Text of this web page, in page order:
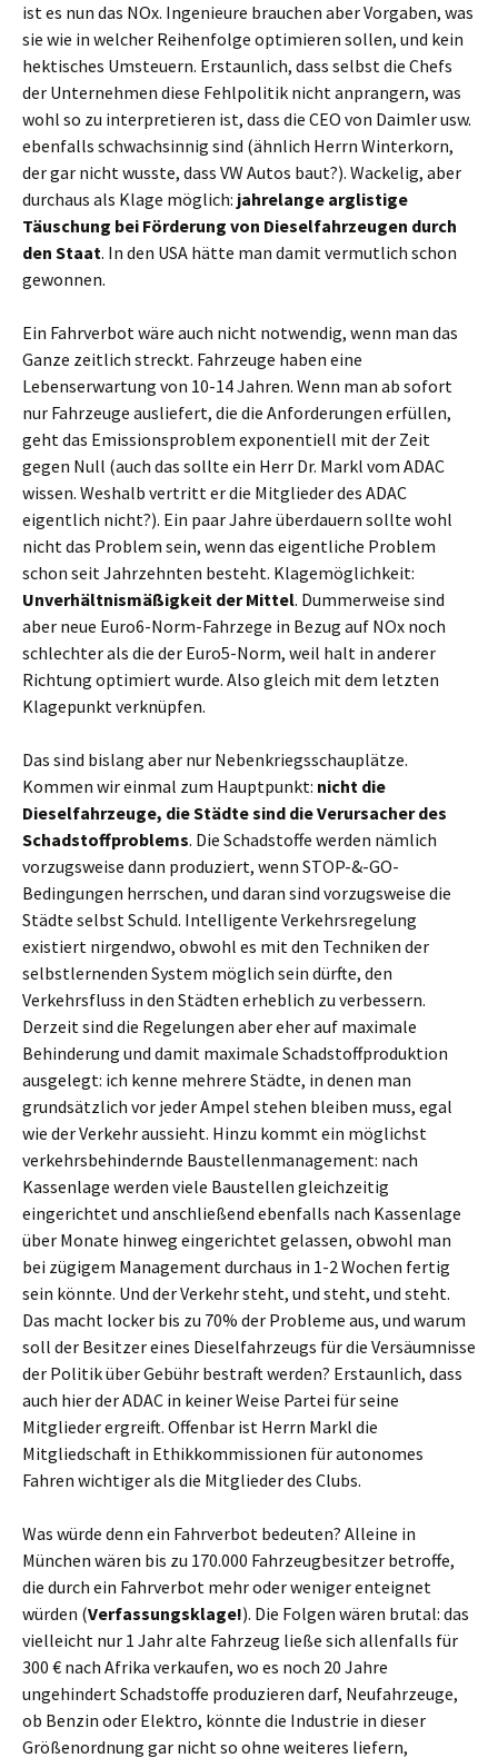
ist es nun das NOx. Ingenieure brauchen aber Vorgaben, was
sie wie in welcher Reihenfolge optimieren sollen, und kein
hektisches Umsteuern. Erstaunlich, dass selbst die Chefs
der Unternehmen diese Fehlpolitik nicht anprangern, was
wohl so zu interpretieren ist, dass die CEO von Daimler usw.
ebenfalls schwachsinnig sind (ähnlich Herrn Winterkorn,
der gar nicht wusste, dass VW Autos baut?). Wackelig, aber
durchaus als Klage möglich: jahrelange arglistige
Täuschung bei Förderung von Dieselfahrzeugen durch
den Staat. In den USA hätte man damit vermutlich schon
gewonnen.
Ein Fahrverbot wäre auch nicht notwendig, wenn man das
Ganze zeitlich streckt. Fahrzeuge haben eine
Lebenserwartung von 10-14 Jahren. Wenn man ab sofort
nur Fahrzeuge ausliefert, die die Anforderungen erfüllen,
geht das Emissionsproblem exponentiell mit der Zeit
gegen Null (auch das sollte ein Herr Dr. Markl vom ADAC
wissen. Weshalb vertritt er die Mitglieder des ADAC
eigentlich nicht?). Ein paar Jahre überdauern sollte wohl
nicht das Problem sein, wenn das eigentliche Problem
schon seit Jahrzehnten besteht. Klagemöglichkeit:
Unverhältnismäßigkeit der Mittel. Dummerweise sind
aber neue Euro6-Norm-Fahrzege in Bezug auf NOx noch
schlechter als die der Euro5-Norm, weil halt in anderer
Richtung optimiert wurde. Also gleich mit dem letzten
Klagepunkt verknüpfen.
Das sind bislang aber nur Nebenkriegsschauplätze.
Kommen wir einmal zum Hauptpunkt: nicht die
Dieselfahrzeuge, die Städte sind die Verursacher des
Schadstoffproblems. Die Schadstoffe werden nämlich
vorzugsweise dann produziert, wenn STOP-&-GO-
Bedingungen herrschen, und daran sind vorzugsweise die
Städte selbst Schuld. Intelligente Verkehrsregelung
existiert nirgendwo, obwohl es mit den Techniken der
selbstlernenden System möglich sein dürfte, den
Verkehrsfluss in den Städten erheblich zu verbessern.
Derzeit sind die Regelungen aber eher auf maximale
Behinderung und damit maximale Schadstoffproduktion
ausgelegt: ich kenne mehrere Städte, in denen man
grundsätzlich vor jeder Ampel stehen bleiben muss, egal
wie der Verkehr aussieht. Hinzu kommt ein möglichst
verkehrsbehindernde Baustellenmanagement: nach
Kassenlage werden viele Baustellen gleichzeitig
eingerichtet und anschließend ebenfalls nach Kassenlage
über Monate hinweg eingerichtet gelassen, obwohl man
bei zügigem Management durchaus in 1-2 Wochen fertig
sein könnte. Und der Verkehr steht, und steht, und steht.
Das macht locker bis zu 70% der Probleme aus, und warum
soll der Besitzer eines Dieselfahrzeugs für die Versäumnisse
der Politik über Gebühr bestraft werden? Erstaunlich, dass
auch hier der ADAC in keiner Weise Partei für seine
Mitglieder ergreift. Offenbar ist Herrn Markl die
Mitgliedschaft in Ethikkommissionen für autonomes
Fahren wichtiger als die Mitglieder des Clubs.
Was würde denn ein Fahrverbot bedeuten? Alleine in
München wären bis zu 170.000 Fahrzeugbesitzer betroffe,
die durch ein Fahrverbot mehr oder weniger enteignet
würden (Verfassungsklage!). Die Folgen wären brutal: das
vielleicht nur 1 Jahr alte Fahrzeug ließe sich allenfalls für
300 € nach Afrika verkaufen, wo es noch 20 Jahre
ungehindert Schadstoffe produzieren darf, Neufahrzeuge,
ob Benzin oder Elektro, könnte die Industrie in dieser
Größenordnung gar nicht so ohne weiteres liefern,